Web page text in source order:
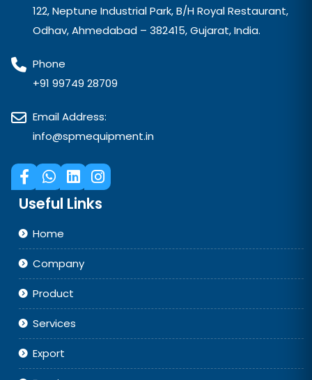
122, Neptune Industrial Park, B/H Royal Restaurant,
Odhav, Ahmedabad – 382415, Gujarat, India.
Phone
+91 99749 28709
Email Address:
info@spmequipment.in
Useful Links
Home
Company
Product
Services
Export